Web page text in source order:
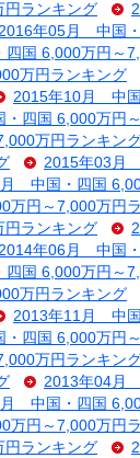
ランキング
年05月 中国
国 6,000万円～
万円ランキング
2015年10月 中国
四国 6,000万円
万円ランキン
2015年03月
中国・四国
円～7,000万円
ランキング
年06月 中国
国 6,000万円～
万円ランキング
2013年11月 中国
四国 6,000万円
万円ランキン
2013年04月
中国・四国
円～7,000万円
ランキング